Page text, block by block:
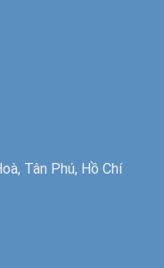
Tân Phú, Hồ Chí